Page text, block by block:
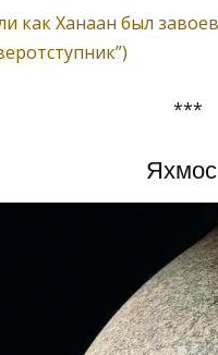
как Ханаан был
***